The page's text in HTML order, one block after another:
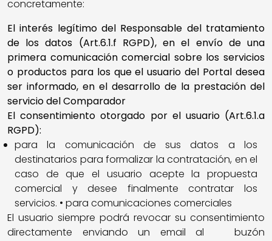
concretamente:
El interés legítimo del Responsable del tratamiento
de los datos (Art.6.1.f RGPD), en el envío de una
primera comunicación comercial sobre los servicios
o productos para los que el usuario del Portal desea
ser informado, en el desarrollo de la prestación del
servicio del Comparador
El consentimiento otorgado por el usuario (Art.6.1.a
RGPD):
para la comunicación de sus datos a los
destinatarios para formalizar la contratación, en el
caso de que el usuario acepte la propuesta
comercial y desee finalmente contratar los
servicios. • para comunicaciones comerciales
El usuario siempre podrá revocar su consentimiento
directamente enviando un email al buzón